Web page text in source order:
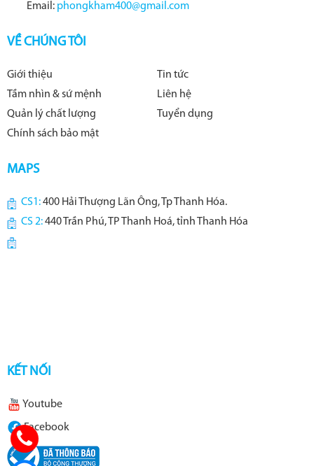
Email: phongkham400@gmail.com
VỀ CHÚNG TÔI
Giới thiệu
Tin tức
Tầm nhìn & sứ mệnh
Liên hệ
Quản lý chất lượng
Tuyển dụng
Chính sách bảo mật
MAPS
CS1:400 Hải Thượng Lãn Ông, Tp Thanh Hóa.
CS 2:440 Trần Phú, TP Thanh Hoá, tỉnh Thanh Hóa
KẾT NỐI
Youtube
Facebook